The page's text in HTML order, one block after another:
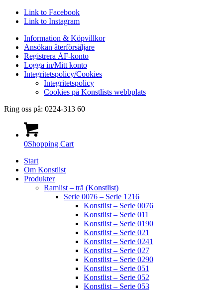
Link to Facebook
Link to Instagram
Information & Köpvillkor
Ansökan återförsäljare
Registrera ÅF-konto
Logga in/Mitt konto
Integritetspolicy/Cookies
Integritetspolicy
Cookies på Konstlists webbplats
Ring oss på: 0224-313 60
0Shopping Cart
Start
Om Konstlist
Produkter
Ramlist – trä (Konstlist)
Serie 0076 – Serie 1216
Konstlist – Serie 0076
Konstlist – Serie 011
Konstlist – Serie 0190
Konstlist – Serie 021
Konstlist – Serie 0241
Konstlist – Serie 027
Konstlist – Serie 0290
Konstlist – Serie 051
Konstlist – Serie 052
Konstlist – Serie 053